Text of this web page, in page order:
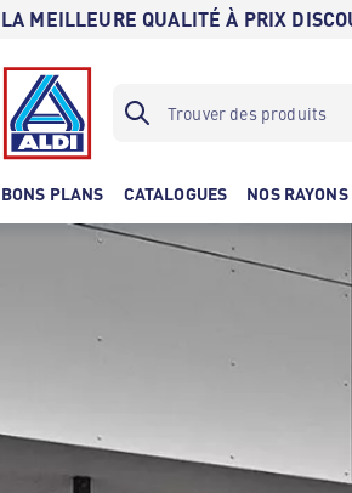
LA MEILLEURE QUALITÉ À PRIX
BONS PLANS CATALOGUES NOS RAYONS